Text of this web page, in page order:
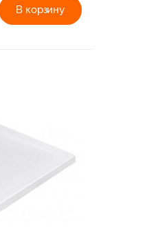
В корзину